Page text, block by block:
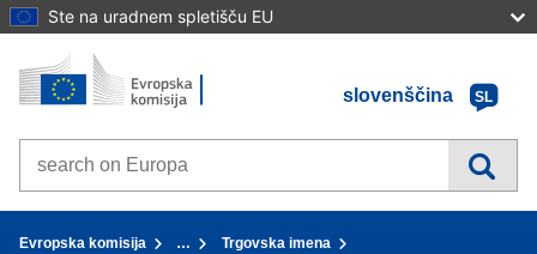
Ste na uradnem spletišču EU
Pojdi na vsebino
Domov - Evropska komisija
slovenščina
SL
Search on Europa websites
Evropska komisija …
Trgovska imena